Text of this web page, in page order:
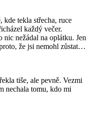
tekla střecha, ruce
každý večer.
nic nežádal na oplátku. Jen
že jsi nemohl zůstat…
tiše, ale pevně. Vezmi
nechala tomu, kdo mi